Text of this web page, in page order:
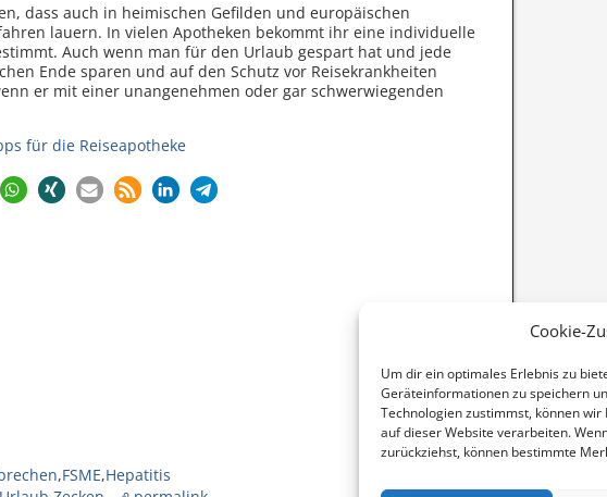
Cookie-
Um dir ein optimales Erlebnis zu
Geräteinformationen zu speichern
Technologien zustimmst, können
auf dieser Website verarbeiten.
zurückziehst, können bestimmte
dass auch in heimischen Gefilden und europäischen
lauern. In vielen Apotheken bekommt ihr eine individuelle
Auch wenn man für den Urlaub gespart hat und jede
Ende sparen und auf den Schutz vor Reisekrankheiten
er mit einer unangenehmen oder gar schwerwiegenden
für die Reiseapotheke
,FSME,Hepatitis